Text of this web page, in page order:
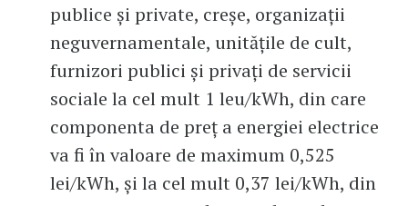
publice şi private, creşe, organizaţii
neguvernamentale, unităţile de cult,
furnizori publici şi privaţi de servicii
sociale la cel mult 1 leu/kWh, din care
componenta de preţ a energiei electrice
va fi în valoare de maximum 0,525
lei/kWh, şi la cel mult 0,37 lei/kWh, din